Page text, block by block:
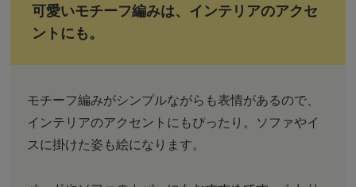
可愛いモチーフ編みは、インテリアのアクセ
ントにも。
モチーフ編みがシンプルながらも表情があるので、
インテリアのアクセントにもぴったり。ソファやイ
スに掛けた姿も絵になります。